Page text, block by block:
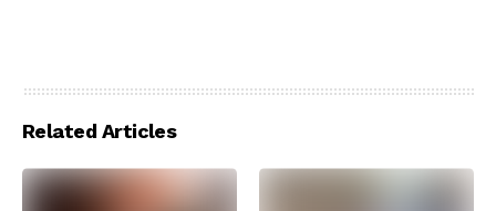
Related Articles